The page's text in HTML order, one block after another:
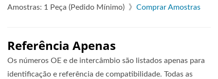
Amostras: 1 Peça (Pedido Mínimo) 》 Comprar Amostras
Referência Apenas
Os números OE e de intercâmbio são listados apenas para
identificação e referência de compatibilidade. Todas as